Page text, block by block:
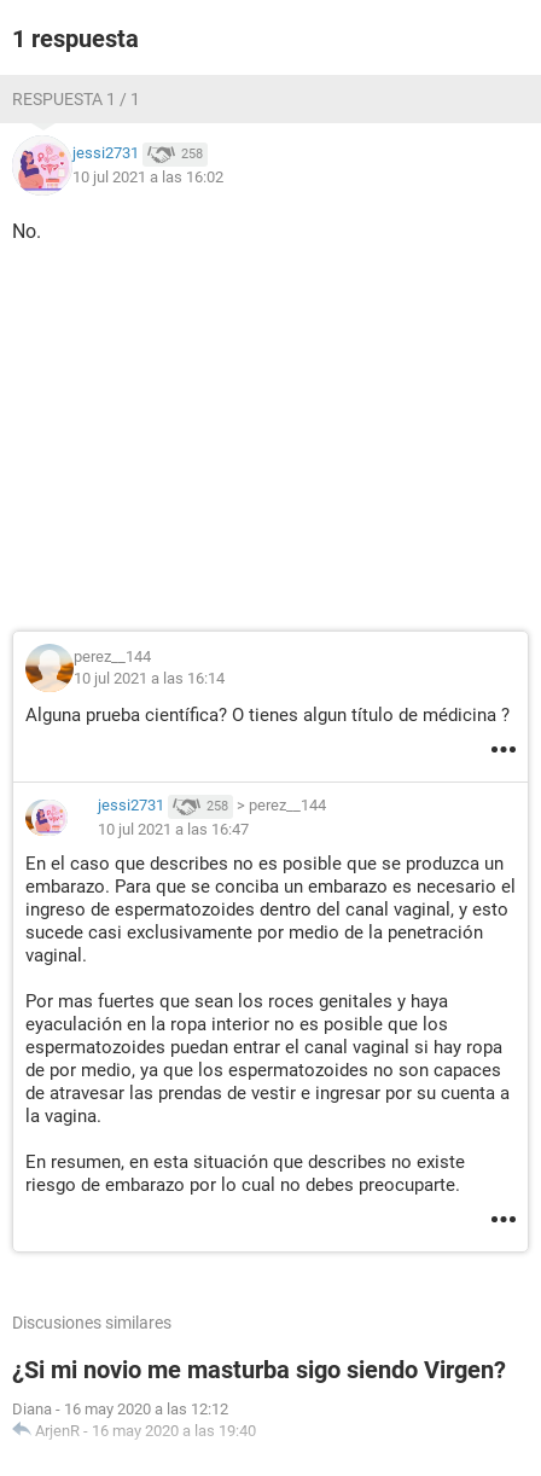
1 respuesta
RESPUESTA 1 / 1
jessi2731 258
10 jul 2021 a las 16:02
No.
perez__144
10 jul 2021 a las 16:14
Alguna prueba científica? O tienes algun título de médicina ?
jessi2731 258 > perez__144
10 jul 2021 a las 16:47
En el caso que describes no es posible que se produzca un
embarazo. Para que se conciba un embarazo es necesario el
ingreso de espermatozoides dentro del canal vaginal, y esto
sucede casi exclusivamente por medio de la penetración
vaginal.
Por mas fuertes que sean los roces genitales y haya
eyaculación en la ropa interior no es posible que los
espermatozoides puedan entrar el canal vaginal si hay ropa
de por medio, ya que los espermatozoides no son capaces
de atravesar las prendas de vestir e ingresar por su cuenta a
la vagina.
En resumen, en esta situación que describes no existe
riesgo de embarazo por lo cual no debes preocuparte.
Discusiones similares
¿Si mi novio me masturba sigo siendo Virgen?
Diana - 16 may 2020 a las 12:12
ArjenR - 16 may 2020 a las 19:40